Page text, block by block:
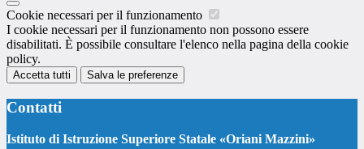
Cookie necessari per il funzionamento
I cookie necessari per il funzionamento non possono essere
disabilitati. È possibile consultare l'elenco nella pagina della cookie
policy.
Accetta tutti Salva le preferenze
Contatti
Istituto di Istruzione Superiore Statale «Oriani Mazzini»